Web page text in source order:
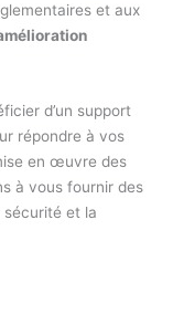
et aux
d’un support
répondre à vos
en œuvre des
à vous fournir des
sécurité et la